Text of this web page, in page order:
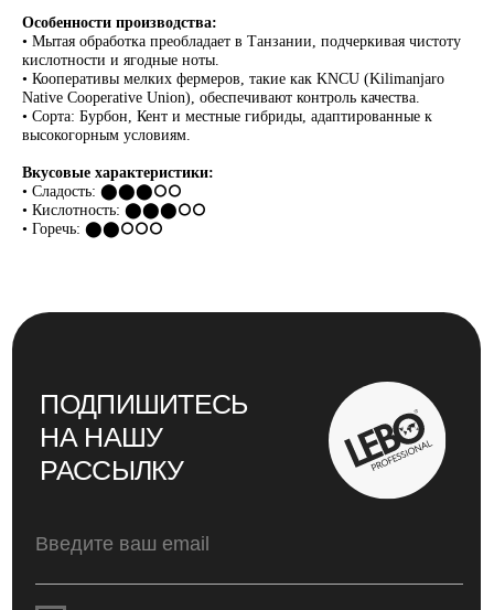
Особенности производства:
• Мытая обработка преобладает в Танзании, подчеркивая чистоту
кислотности и ягодные ноты.
• Кооперативы мелких фермеров, такие как KNCU (Kilimanjaro
Native Cooperative Union), обеспечивают контроль качества.
• Сорта: Бурбон, Кент и местные гибриды, адаптированные к
высокогорным условиям.
Вкусовые характеристики:
• Сладость: ⬤⬤⬤⭘⭘
• Кислотность: ⬤⬤⬤⭘⭘
• Горечь: ⬤⬤⭘⭘⭘
@2025
Не является публичной офертой. Инновационные решения
компании LEBO Professional для профессионалов кофейного
+74996430430
Дизайн и вёрстка - Рассказова Анастасия
телефон
г. Люберцы,
pro@lebo.ru
Я соглашаюсь на обработку персональных данных
согласно политике конфиденциальности
ПОДПИСАТЬСЯ
Политика обработки персональных данных
Политика конфиденциальности